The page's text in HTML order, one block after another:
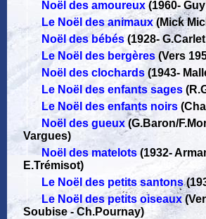
Noël des amoureux (1960-
Le Noël des animaux (Mick
Noël des bébés (1928-
Le Noël des bergères (Vers
Noël des clochards (1943-
Le Noël des enfants sages
Le Noël des enfants noirs
Noël des gueux (G.Baron/
Vargues)
Noël des matelots (1932-
E.Trémisot)
Le Noël des petits santons
Le Noël des petits oiseaux
Soubise - Ch.Pournay)